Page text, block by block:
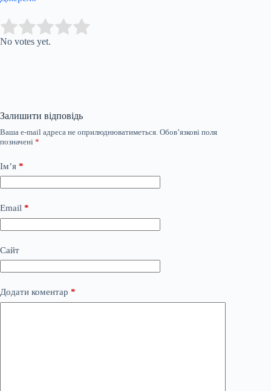
Rate this item:
No votes yet.
Залишити відповідь
Ваша e-mail адреса не оприлюднюватиметься. Обов’язкові поля
позначені *
Ім’я *
Email *
Сайт
Додати коментар *